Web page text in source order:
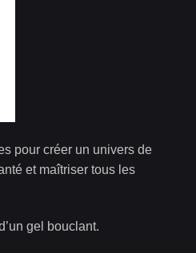
pour créer un univers de
et maîtriser tous les
gel bouclant.